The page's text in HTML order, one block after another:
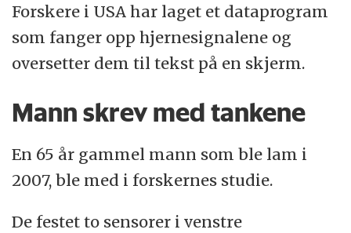
Forskere i USA har laget et dataprogram
som fanger opp hjernesignalene og
oversetter dem til tekst på en skjerm.
Mann skrev med tankene
En 65 år gammel mann som ble lam i
2007, ble med i forskernes studie.
De festet to sensorer i venstre